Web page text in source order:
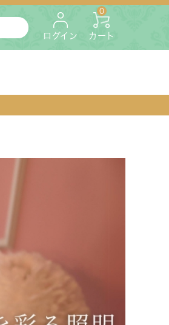
ログイン カート
0
ペット用